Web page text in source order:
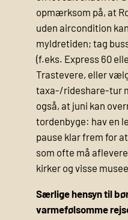
opmærksom på, at
uden aircondition
myldretiden; tag
(f.eks. Express 60
Trastevere, eller
taxa-/rideshare-tur
også, at juni kan
tordenbyge: hav en
pause klar frem for
som ofte må
kirker og visse
Særlige hensyn til
varmefølsomme